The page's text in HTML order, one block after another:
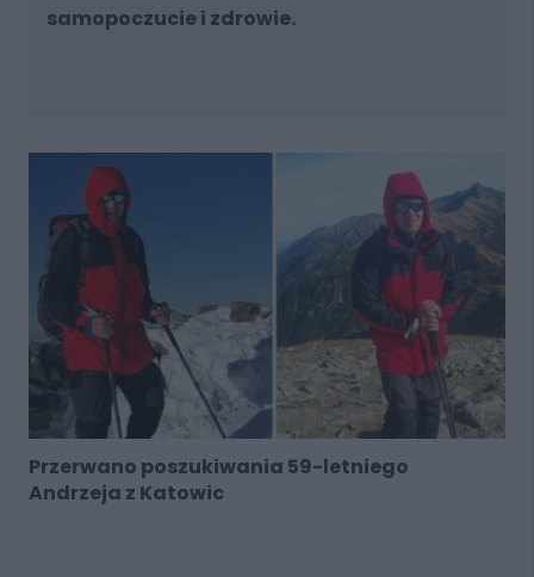
samopoczucie i zdrowie.
Przerwano poszukiwania 59-letniego
Andrzeja z Katowic